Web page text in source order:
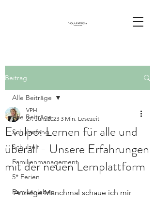
Beitrag
Alle Beiträge
Schulanfang
Schulzeit
Familienmanagement
5* Ferien
Familienleben
Alle Beiträge
Evulpo: Lernen für alle und
überall - Unsere Erfahrungen
mit der neuen Lernplattform
VPH
27. Juni 2023 3 Min. Lesezeit
Anzeige Manchmal schaue ich mir